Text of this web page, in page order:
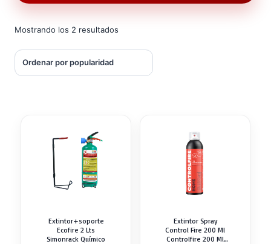
Mostrando los 2 resultados
Extintor+soporte
Ecofire 2 Lts
Simonrack Químico
Extintor Spray
Control Fire 200 Ml
Controlfire 200 Ml